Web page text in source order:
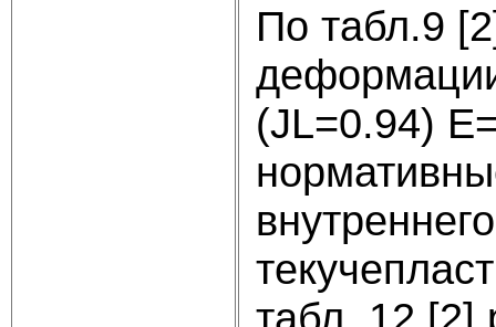
По табл.9
(JL=0.94)
табл. 12 [2]